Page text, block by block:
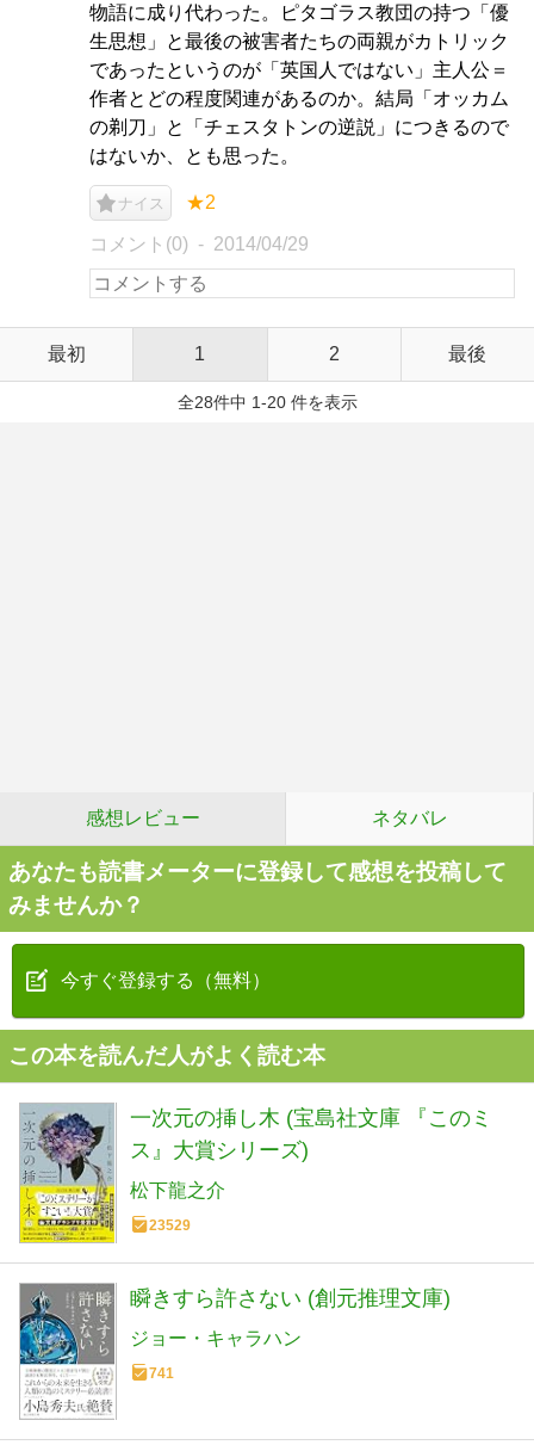
物語に成り代わった。ピタゴラス教団の持つ「優
生思想」と最後の被害者たちの両親がカトリック
であったというのが「英国人ではない」主人公＝
作者とどの程度関連があるのか。結局「オッカム
の剃刀」と「チェスタトンの逆説」につきるので
はないか、とも思った。
ナイス ★2
コメント(0) 2014/04/29
最初 1 2 最後
全28件中 1-20 件を表示
感想レビュー ネタバレ
あなたも読書メーターに登録して感想を投稿して
みませんか？
今すぐ登録する（無料）
この本を読んだ人がよく読む本
一次元の挿し木 (宝島社文庫 『このミ
ス』大賞シリーズ)
松下龍之介
23529
瞬きすら許さない (創元推理文庫)
ジョー・キャラハン
741